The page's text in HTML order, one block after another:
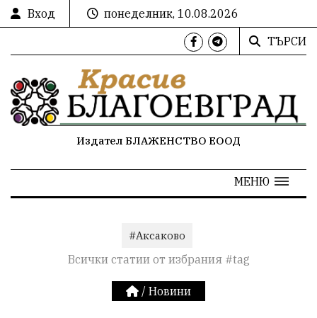
Вход
понеделник, 10.08.2026
ТЪРСИ
Издател БЛАЖЕНСТВО ЕООД
МЕНЮ
#Аксаково
Всички статии от избрания #tag
/ Новини